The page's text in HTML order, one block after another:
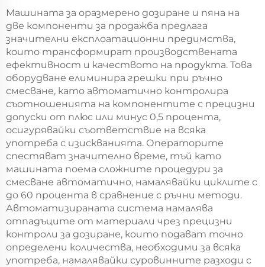
пломбиране Нова
енергия Машина за
пенено запечатване
Pu машина за
правене на прегради
Врати FIPFG машина
Имитация на
шкафчета Rittal
Машината за оразмерено дозиране и пяна на
две компоненти за продажба предлага
значителни експлоатационни предимства,
които трансформират производствената
ефективност и качеството на продукта. Това
оборудване елиминира грешки при ръчно
смесване, като автоматично контролира
съотношенията на компонентите с прецизни
допуски от плюс или минус 0,5 процента,
осигурявайки съответствие на всяка
употреба с изискванията. Операторите
спестяват значително време, тъй като
машината поема сложните процедури за
смесване автоматично, намалявайки циклите с
до 60 процента в сравнение с ръчни методи.
Автоматизираната система намалява
отпадъците от материали чрез прецизни
контроли за дозиране, които подават точно
определени количества, необходими за всяка
употреба, намалявайки суровинните разходи с